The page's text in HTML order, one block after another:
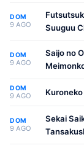
DOM
9 AGO
Suuguu
DOM
9 AGO
Saijo no
Osewa
DOM
9 AGO
DOM
9 AGO
Sekai